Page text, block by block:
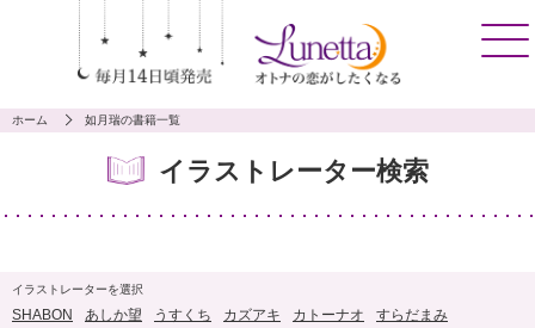
ホーム 如月瑞の書籍一覧
イラストレーター検索
イラストレーターを選択
SHABON あしか望 うすくち カズアキ カトーナオ
すらだまみ